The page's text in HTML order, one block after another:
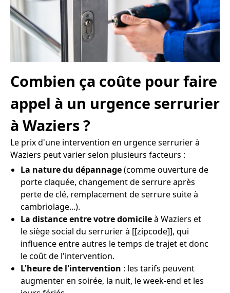
Combien ça coûte pour faire
appel à un urgence serrurier
à Waziers ?
Le prix d'une intervention en urgence serrurier à
Waziers peut varier selon plusieurs facteurs :
La nature du dépannage(comme ouverture de
porte claquée, changement de serrure après
perte de clé, remplacement de serrure suite à
cambriolage...).
La distance entre votre domicileà Waziers et
le siège social du serrurier à [[zipcode]], qui
influence entre autres le temps de trajet et donc
le coût de l'intervention.
L'heure de l'intervention : les tarifs peuvent
augmenter en soirée, la nuit, le week-end et les